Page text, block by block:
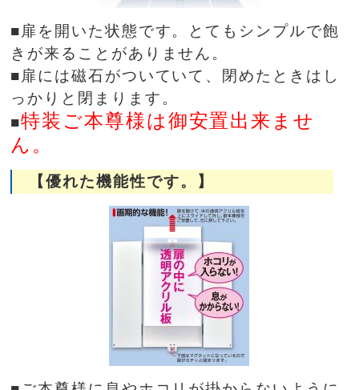
■扉を開いた状態です。とてもシンプルで飽
きが来ることがありません。
■扉には磁石がついていて、閉めたときはし
っかりと閉まります。
■特装ご本尊様は御安置出来ませ
ん。
【優れた機能性です。】